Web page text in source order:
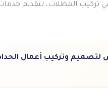
المظلات، لتقديم خدمات
وتركيب أعمال